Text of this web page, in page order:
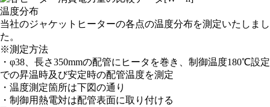
温度分布
当社のジャケットヒーターの各点の温度分布を測定いたしまし
た。
※測定方法
・φ38、長さ350mmの配管にヒータを巻き、制御温度180℃設定
での昇温時及び安定時の配管温度を測定
・温度測定箇所は下図の通り
・制御用熱電対は配管表面に取り付ける